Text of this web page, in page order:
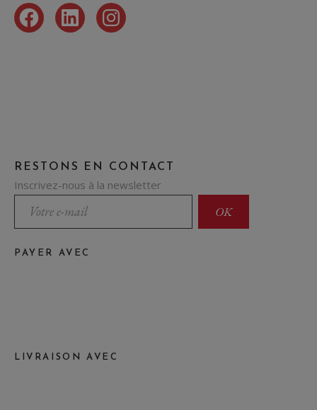
FacebookLinkedInInstagram
RESTONS EN CONTACT
Inscrivez-nous à la newsletter
PAYER AVEC
LIVRAISON AVEC